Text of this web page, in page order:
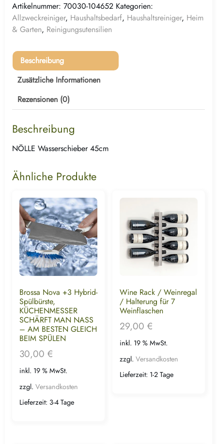
Artikelnummer: 70030-104652 Kategorien:
Allzweckreiniger, Haushaltsbedarf, Haushaltsreiniger, Heim
& Garten, Reinigungsutensilien
Beschreibung
Zusätzliche Informationen
Rezensionen (0)
Beschreibung
NÖLLE Wasserschieber 45cm
Ähnliche Produkte
Brossa Nova +3 Hybrid-
Spülbürste,
KÜCHENMESSER
SCHÄRFT MAN NASS
– AM BESTEN GLEICH
BEIM SPÜLEN
30,00 €
inkl. 19 % MwSt.
zzgl. Versandkosten
Lieferzeit: 3-4 Tage
Wine Rack / Weinregal
/ Halterung für 7
Weinflaschen
29,00 €
inkl. 19 % MwSt.
zzgl. Versandkosten
Lieferzeit: 1-2 Tage